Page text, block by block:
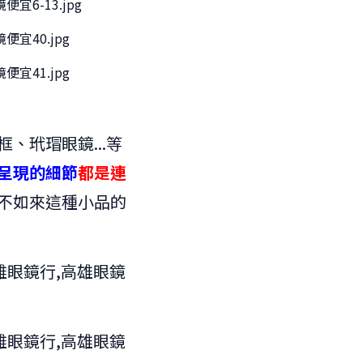
、玳瑁眼鏡...等
現的細節都是連
如來這種小品的